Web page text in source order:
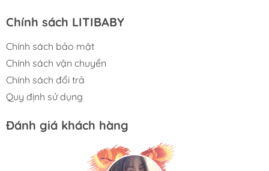
Chính sách LITIBABY
Chính sách bảo mật
Chính sách vận chuyển
Chính sách đổi trả
Quy định sử dụng
Đánh giá khách hàng